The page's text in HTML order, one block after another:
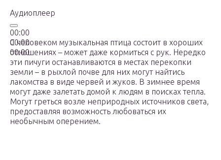
Аудиоплеер
00:00
00:00
00:00
С человеком музыкальная птица состоит в хороших
отношениях – может даже кормиться с рук. Нередко
эти пичуги останавливаются в местах перекопки
земли – в рыхлой почве для них могут найтись
лакомства в виде червей и жуков. В зимнее время
могут даже залетать домой к людям в поисках тепла.
Могут греться возле неприродных источников света,
предоставляя возможность любоваться их
необычным оперением.